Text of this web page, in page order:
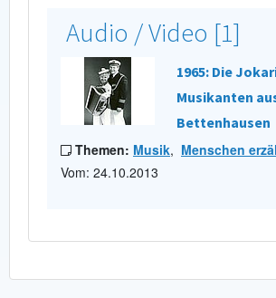
Audio / Video [1]
1965: Die
Musikanten
Bettenhausen
Themen: Musik, Menschen
Vom: 24.10.2013